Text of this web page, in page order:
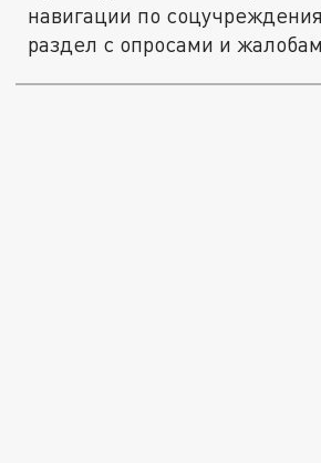
навигации по
раздел с опросами и